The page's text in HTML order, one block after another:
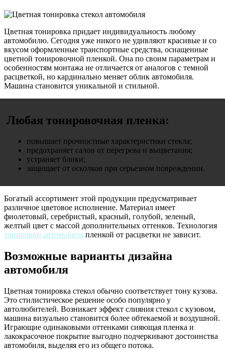
Цветная тонировка придает индивидуальность любому
автомобилю. Сегодня уже никого не удивляют красивые и со
вкусом оформленные транспортные средства, оснащенные
цветной тонировочной пленкой. Она по своим параметрам и
особенностям монтажа не отличается от аналогов с темной
расцветкой, но кардинально меняет облик автомобиля.
Машина становится уникальной и стильной.
Любая тонировочная пленка:
повышает прочностные характеристики стекла;
предохраняет салон от перегрева и выцветания;
устраняет блики;
защищает от осколков при серьезном повреждении.
Богатый ассортимент этой продукции предусматривает
различное цветовое исполнение. Материал имеет
фиолетовый, серебристый, красный, голубой, зеленый,
желтый цвет с массой дополнительных оттенков. Технология
тонировки автомобиля пленкой от расцветки не зависит.
Возможные варианты дизайна
автомобиля
Цветная тонировка стекол обычно соответствует тону кузова.
Это стилистическое решение особо популярно у
автолюбителей. Возникает эффект слияния стекол с кузовом,
машина визуально становится более обтекаемой и воздушной.
Играющие одинаковыми оттенками сияющая пленка и
лакокрасочное покрытие выгодно подчеркивают достоинства
автомобиля, выделяя его из общего потока.